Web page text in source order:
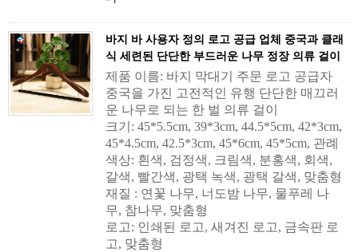
바지 바 사용자 정의 로고 공급 업체 중국과 클래
식 세련된 단단한 부드러운 나무 정장 의류 걸이
제품 이름: 바지 막대기 주문 로고 공급자
중국을 가진 고전적인 유행 단단한 매끄러
운 나무로 되는 한 벌 의류 걸이
크기: 45*5.5cm, 39*3cm, 44.5*5cm, 42*3cm,
45*4.5cm, 42.5*3cm, 45*6cm, 45*5cm, 관례
색상: 흰색, 검정색, 크림색, 분홍색, 회색,
갈색, 빨간색, 광택 녹색, 광택 갈색, 맞춤형
재질 : 연꽃 나무, 너도밤 나무, 물푸레 나
무, 참나무, 맞춤형
로고: 인쇄된 로고, 새겨진 로고, 금속판 로
고, 맞춤형